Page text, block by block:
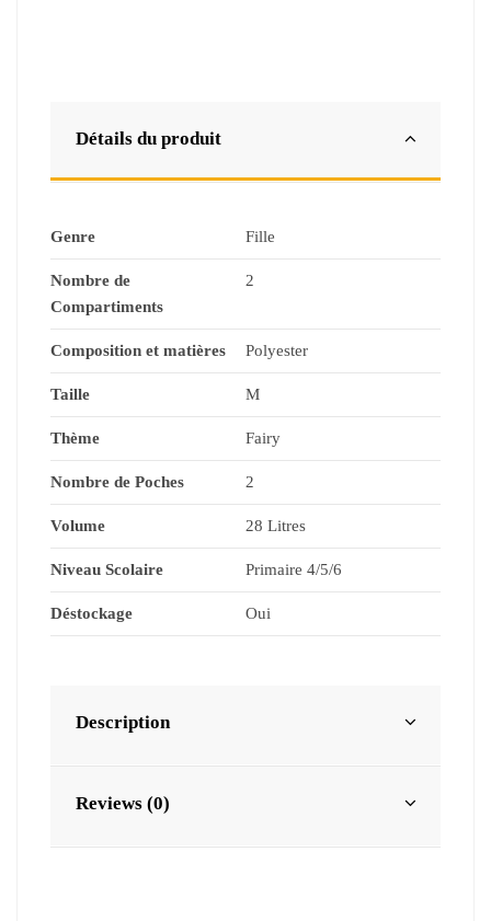
Détails du produit
Genre Fille
Nombre de
Compartiments
2
Composition et matières Polyester
Taille M
Thème Fairy
Nombre de Poches 2
Volume 28 Litres
Niveau Scolaire Primaire 4/5/6
Déstockage Oui
Description
Reviews (0)